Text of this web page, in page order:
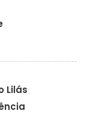
Lilás